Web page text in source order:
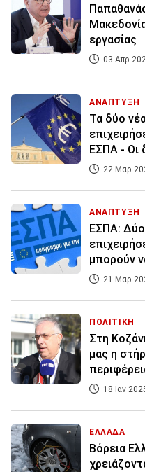
εργασίας
03 Απρ
ΑΝΑΠΤΥΞΗ
Τα δύο
ΕΣΠΑ - Οι
22 Μαρ
ΑΝΑΠΤΥΞΗ
ΕΣΠΑ: Δύο
μπορούν
21 Μαρ
ΠΟΛΙΤΙΚΗ
Στη
μας η
18 Ιαν
ΕΛΛΑΔΑ
Βόρεια